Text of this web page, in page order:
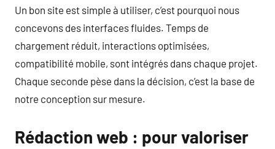
Un bon site est simple à utiliser, c’est pourquoi nous
concevons des interfaces fluides. Temps de
chargement réduit, interactions optimisées,
compatibilité mobile, sont intégrés dans chaque projet.
Chaque seconde pèse dans la décision, c’est la base de
notre conception sur mesure.
Rédaction web : pour valoriser